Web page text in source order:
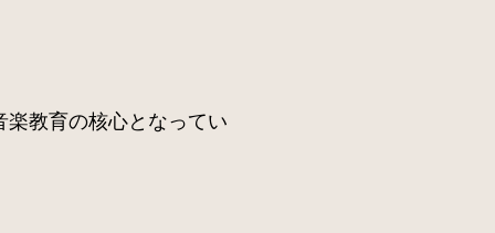
教育の核心となってい